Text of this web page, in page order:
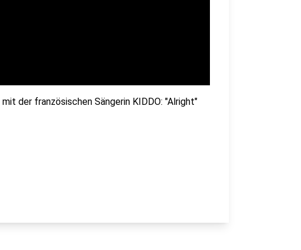
der französischen Sängerin KIDDO: "Alright"